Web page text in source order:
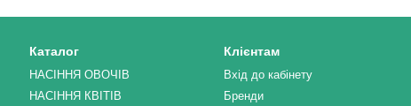
Каталог
НАСІННЯ ОВОЧІВ
НАСІННЯ КВІТІВ
Клієнтам
Вхід до кабінету
Бренди